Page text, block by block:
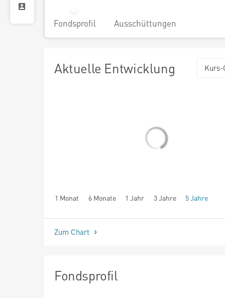
Fondsprofil Ausschüttungen
Aktuelle Entwicklung Kurs-
1 Monat 6 Monate 1 Jahr 3 Jahre 5 Jahre
seit Beginn
Zum Chart
Fondsprofil